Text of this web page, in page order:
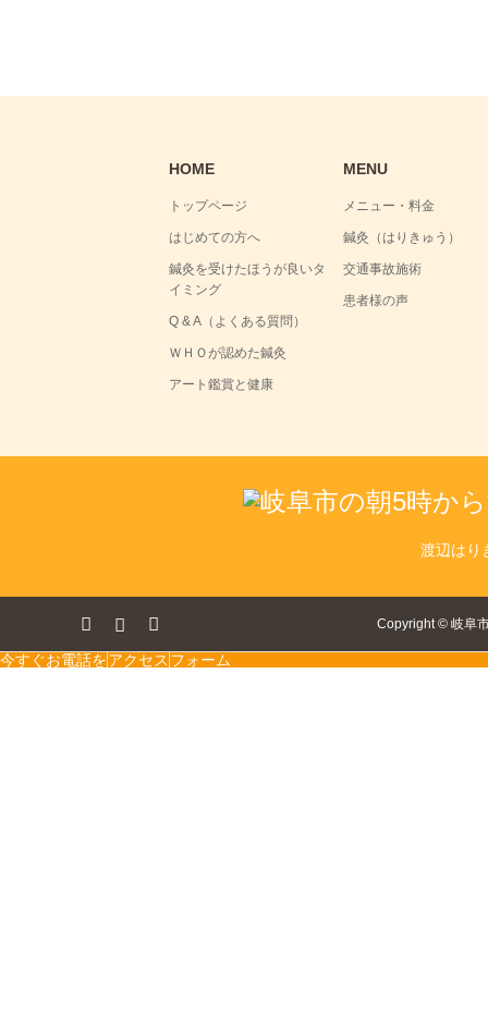
HOME
トップページ
はじめての方へ
鍼灸を受けたほうが良いタ
イミング
Q & A（よくある質問）
ＷＨＯが認めた鍼灸
アート鑑賞と健康
MENU
メニュー・料金
鍼灸（はりきゅう）
交通事故施術
患者様の声
渡辺はり
Copyright© 岐阜
今すぐお電話をアクセス フォーム